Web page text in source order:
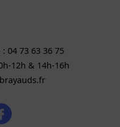
: 04 73 63 36 75
12h & 14h-16h